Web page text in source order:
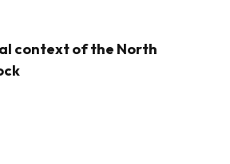
context of the North